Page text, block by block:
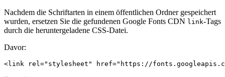
Nachdem die Schriftarten in einem öffentlichen Ordner gespeichert
wurden, ersetzen Sie die gefundenen Google Fonts CDN link-Tags
durch die heruntergeladene CSS-Datei.
Davor: